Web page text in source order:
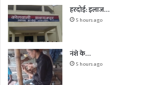
हरदोई: इलाज…
5 hours ago
नंशे के…
5 hours ago